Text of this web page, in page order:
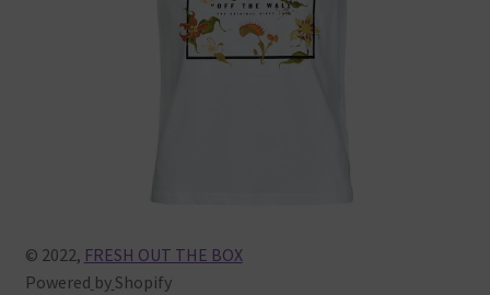
© 2022, FRESH OUT THE BOX
Powered by Shopify